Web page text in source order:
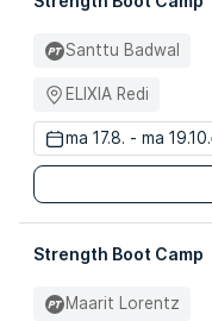
Santtu Badwal
ELIXIA Redi
ma 17.8. - ma 19.10.
Strength Boot Camp
Maarit Lorentz